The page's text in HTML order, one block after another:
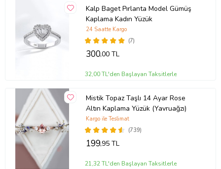
Kalp Baget Pırlanta Model Gümüş
Kaplama Kadın Yüzük
(7)
24 Saatte Kargo
300,00 TL
32,00 TL'den Başlayan Taksitlerle
Mistik Topaz Taşlı 14 Ayar Rose
Altın Kaplama Yüzük (Yavruağzı)
(739)
Kargo ile Teslimat
199,95 TL
21,32 TL'den Başlayan Taksitlerle